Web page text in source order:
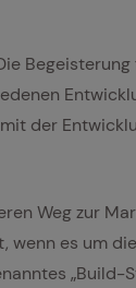
der
Weg zur
wenn es um
„Build-